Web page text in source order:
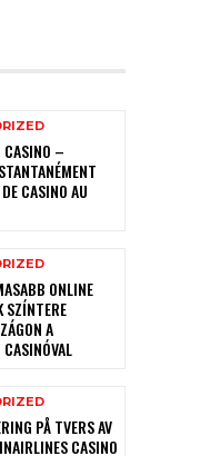
–
CASINO AU
ONLINE
SZÍNTERE
A
PÅ TVERS AV
CASINO